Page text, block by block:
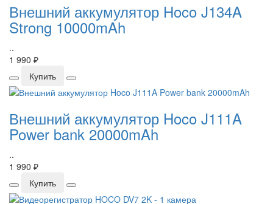
Внешний аккумулятор Hoco J134A
Strong 10000mAh
..
1 990 ₽
Купить
Внешний аккумулятор Hoco J111A
Power bank 20000mAh
..
1 990 ₽
Купить